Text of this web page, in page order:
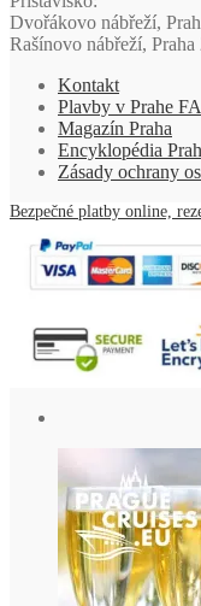
Dvořákovo nábřeží,
Rašínovo nábřeží, Praha
Kontakt
Plavby v Prahe
Magazín Praha
Encyklopédia
Zásady ochrany
Bezpečné platby online,